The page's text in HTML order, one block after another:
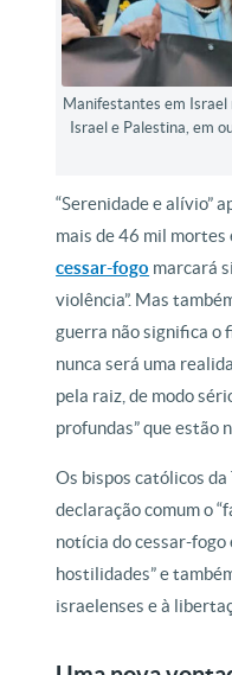
Manifestantes em
Israel e Palestina, em
“Serenidade e alívio”
mais de 46 mil mortes
cessar-fogo marcará
violência”. Mas
guerra não significa o
nunca será uma
pela raiz, de modo
profundas” que estão
Os bispos católicos
declaração comum o
notícia do cessar-fogo
hostilidades” e
israelenses e à